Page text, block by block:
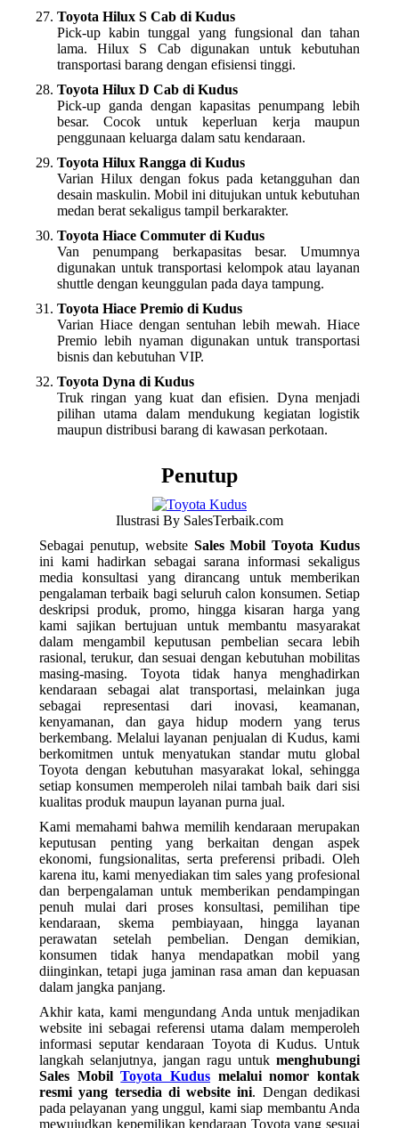
Toyota Hilux S Cab di Kudus
Pick-up kabin tunggal yang fungsional dan tahan
lama. Hilux S Cab digunakan untuk kebutuhan
transportasi barang dengan efisiensi tinggi.
Toyota Hilux D Cab di Kudus
Pick-up ganda dengan kapasitas penumpang lebih
besar. Cocok untuk keperluan kerja maupun
penggunaan keluarga dalam satu kendaraan.
Toyota Hilux Rangga di Kudus
Varian Hilux dengan fokus pada ketangguhan dan
desain maskulin. Mobil ini ditujukan untuk kebutuhan
medan berat sekaligus tampil berkarakter.
Toyota Hiace Commuter di Kudus
Van penumpang berkapasitas besar. Umumnya
digunakan untuk transportasi kelompok atau layanan
shuttle dengan keunggulan pada daya tampung.
Toyota Hiace Premio di Kudus
Varian Hiace dengan sentuhan lebih mewah. Hiace
Premio lebih nyaman digunakan untuk transportasi
bisnis dan kebutuhan VIP.
Toyota Dyna di Kudus
Truk ringan yang kuat dan efisien. Dyna menjadi
pilihan utama dalam mendukung kegiatan logistik
maupun distribusi barang di kawasan perkotaan.
Penutup
Ilustrasi By SalesTerbaik.com
Sebagai penutup, website Sales Mobil Toyota Kudus
ini kami hadirkan sebagai sarana informasi sekaligus
media konsultasi yang dirancang untuk memberikan
pengalaman terbaik bagi seluruh calon konsumen. Setiap
deskripsi produk, promo, hingga kisaran harga yang
kami sajikan bertujuan untuk membantu masyarakat
dalam mengambil keputusan pembelian secara lebih
rasional, terukur, dan sesuai dengan kebutuhan mobilitas
masing-masing. Toyota tidak hanya menghadirkan
kendaraan sebagai alat transportasi, melainkan juga
sebagai representasi dari inovasi, keamanan,
kenyamanan, dan gaya hidup modern yang terus
berkembang. Melalui layanan penjualan di Kudus, kami
berkomitmen untuk menyatukan standar mutu global
Toyota dengan kebutuhan masyarakat lokal, sehingga
setiap konsumen memperoleh nilai tambah baik dari sisi
kualitas produk maupun layanan purna jual.
Kami memahami bahwa memilih kendaraan merupakan
keputusan penting yang berkaitan dengan aspek
ekonomi, fungsionalitas, serta preferensi pribadi. Oleh
karena itu, kami menyediakan tim sales yang profesional
dan berpengalaman untuk memberikan pendampingan
penuh mulai dari proses konsultasi, pemilihan tipe
kendaraan, skema pembiayaan, hingga layanan
perawatan setelah pembelian. Dengan demikian,
konsumen tidak hanya mendapatkan mobil yang
diinginkan, tetapi juga jaminan rasa aman dan kepuasan
dalam jangka panjang.
Akhir kata, kami mengundang Anda untuk menjadikan
website ini sebagai referensi utama dalam memperoleh
informasi seputar kendaraan Toyota di Kudus. Untuk
langkah selanjutnya, jangan ragu untuk menghubungi
Sales MobilToyota Kudus melalui nomor kontak
resmi yang tersedia di website ini. Dengan dedikasi
pada pelayanan yang unggul, kami siap membantu Anda
mewujudkan kepemilikan kendaraan Toyota yang sesuai